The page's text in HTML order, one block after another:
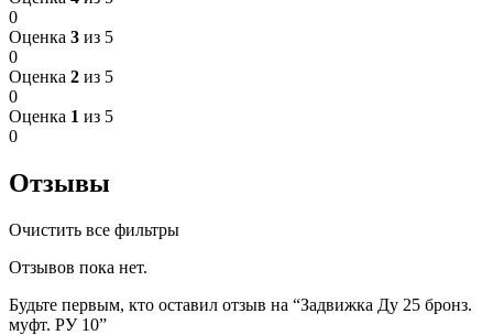
0
Оценка 3 из 5
0
Оценка 2 из 5
0
Оценка 1 из 5
0
Отзывы
Очистить все фильтры
Отзывов пока нет.
Будьте первым, кто оставил отзыв на “Задвижка Ду 25 бронз.
муфт. РУ 10”